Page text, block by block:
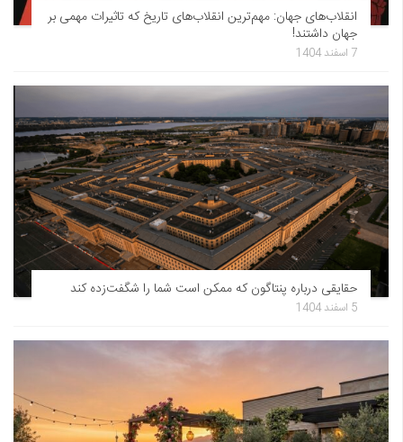
انقلاب‌های جهان: مهم‌ترین انقلاب‌های تاریخ که تاثیرات مهمی بر
جهان داشتند!
7 اسفند 1404
حقایقی درباره پنتاگون که ممکن است شما را شگفت‌زده کند
5 اسفند 1404